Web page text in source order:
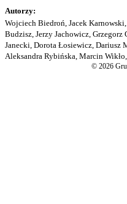
Autorzy:
Wojciech Biedroń, Jacek
Budzisz, Jerzy Jachowicz, Grzegorz
Janecki, Dorota Łosiewicz, Dariusz
Aleksandra Rybińska, Marcin
© 2026